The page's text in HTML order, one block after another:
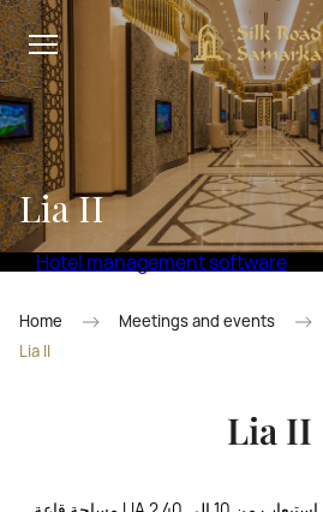
Lia II
Hotel management software
Home Meetings and events
Lia II
Lia II